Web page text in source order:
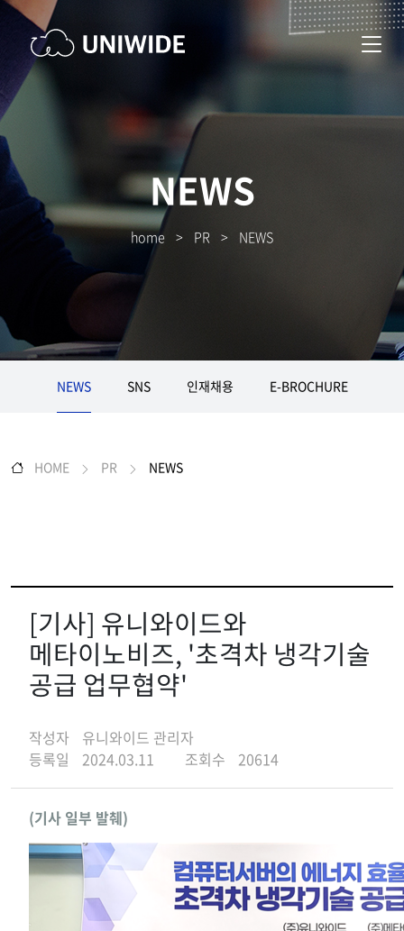
NEWS
home > PR > NEWS
NEWS SNS 인재채용 E-BROCHURE
HOME PR NEWS
[기사] 유니와이드와
메타이노비즈, '초격차 냉각기술
공급 업무협약'
작성자
유니와이드 관리자
등록일
2024.03.11 조회수 20614
(기사 일부 발췌)